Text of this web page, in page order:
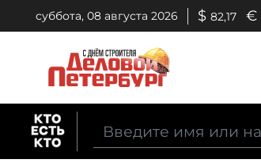
суббота, 08 августа 2026 $ 82,17 €